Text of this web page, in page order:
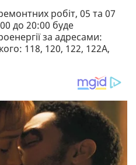
робіт, 05 та 07
до 20:00 буде
за адресами:
118, 120, 122, 122А,